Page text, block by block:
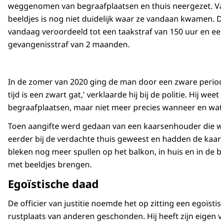
weggenomen van begraafplaatsen en thuis neergezet.
beeldjes is nog niet duidelijk waar ze vandaan kwamen.
vandaag veroordeeld tot een taakstraf van 150 uur en
gevangenisstraf van 2 maanden.
In de zomer van 2020 ging de man door een zware
tijd is een zwart gat,' verklaarde hij bij de politie. Hij
begraafplaatsen, maar niet meer precies wanneer en
Toen aangifte werd gedaan van een kaarsenhouder
eerder bij de verdachte thuis geweest en hadden de
bleken nog meer spullen op het balkon, in huis en in
met beeldjes brengen.
Egoïstische daad
De officier van justitie noemde het op zitting een
rustplaats van anderen geschonden. Hij heeft zijn